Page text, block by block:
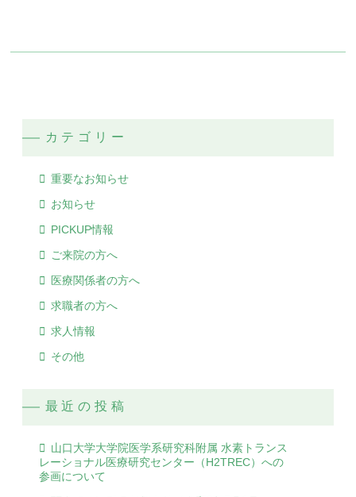
カテゴリー
重要なお知らせ
お知らせ
PICKUP情報
ご来院の方へ
医療関係者の方へ
求職者の方へ
求人情報
その他
最近の投稿
山口大学大学院医学系研究科附属 水素トランス
レーショナル医療研究センター（H2TREC）への
参画について